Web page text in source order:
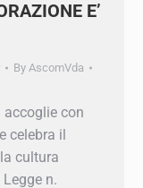
con
celebra il
cultura
n.
nel